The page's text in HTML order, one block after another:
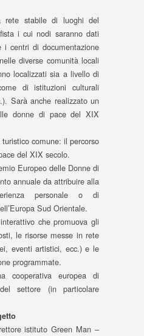
rete stabile di luoghi del
i cui nodi saranno dati
centri di documentazione
diverse comunità locali
localizzati sia a livello di
di istituzioni culturali
Sarà anche realizzato un
donne di pace del XIX
comune: il percorso
del XIX secolo.
Europeo delle Donne di
annuale da attribuire alla
personale o di
Sud Orientale.
che promuova gli
le risorse messe in rete
eventi artistici, ecc.) e le
programmate.
cooperativa europea di
settore (in particolare
istituto Green Man –